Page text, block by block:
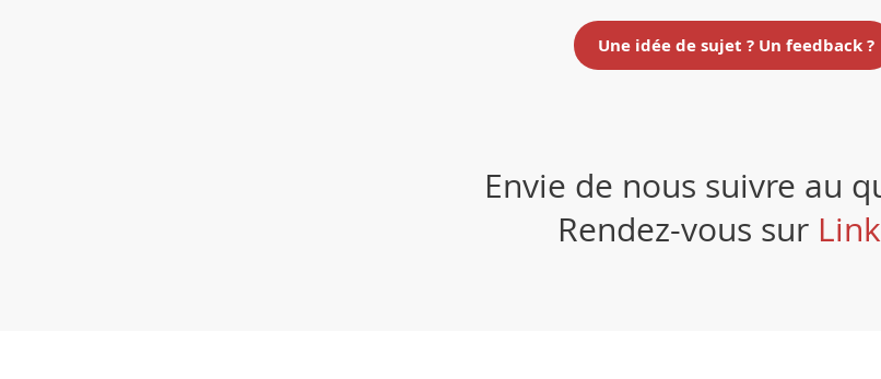
Une idée de sujet ? Un feedback ?
Envie de nous suivre au
Rendez-vous sur